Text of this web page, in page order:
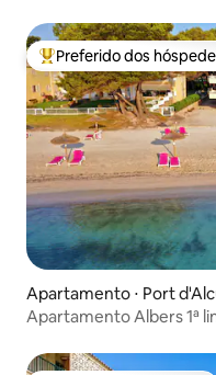
Entre os melhores
Preferido dos
Apartamento ⋅ Port
Apartamento Albers 1ª